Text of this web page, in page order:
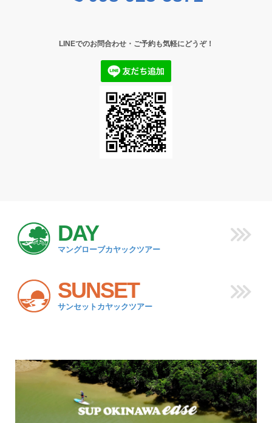
LINEでのお問合わせ・ご予約も気軽にどうぞ！
DAY
マングローブカヤックツアー
SUNSET
サンセットカヤックツアー